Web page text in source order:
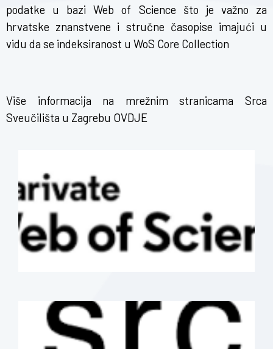
podatke u bazi Web of Science što je važno za
hrvatske znanstvene i stručne časopise imajući u
vidu da se indeksiranost u WoS Core Collection
Više informacija na mrežnim stranicama Srca
Sveučilišta u Zagrebu OVDJE